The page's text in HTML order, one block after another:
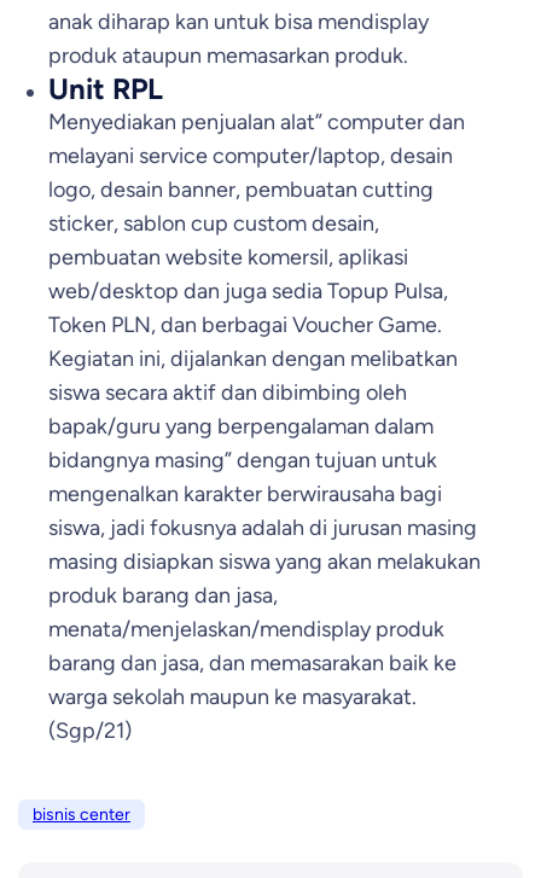
anak diharap kan untuk bisa mendisplay
produk ataupun memasarkan produk.
Unit RPL
Menyediakan penjualan alat” computer dan
melayani service computer/laptop, desain
logo, desain banner, pembuatan cutting
sticker, sablon cup custom desain,
pembuatan website komersil, aplikasi
web/desktop dan juga sedia Topup Pulsa,
Token PLN, dan berbagai Voucher Game.
Kegiatan ini, dijalankan dengan melibatkan
siswa secara aktif dan dibimbing oleh
bapak/guru yang berpengalaman dalam
bidangnya masing” dengan tujuan untuk
mengenalkan karakter berwirausaha bagi
siswa, jadi fokusnya adalah di jurusan masing
masing disiapkan siswa yang akan melakukan
produk barang dan jasa,
menata/menjelaskan/mendisplay produk
barang dan jasa, dan memasarakan baik ke
warga sekolah maupun ke masyarakat.
(Sgp/21)
bisnis center